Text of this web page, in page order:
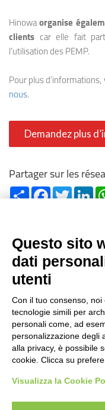
Hinowaorganise
clients car elle fait
l’utilisation des PEMP.
Pour plus d’informations,
nous.
Demandez plus
Partager sur les
Share FacebookTwitter
Reg. Impr. C.C.I.A.A.
R.E.A. 210602
Cod. Fisc. e P. IVA
Capitale Sociale 1.500.000
Information
FAQ
Questo sito
dati
utenti
Con il tuo consenso,
tecnologie simili per
personali come, ad
personalizzazione degli
alla privacy, è possibile
cookie. Clicca su
Visualizza la Cookie